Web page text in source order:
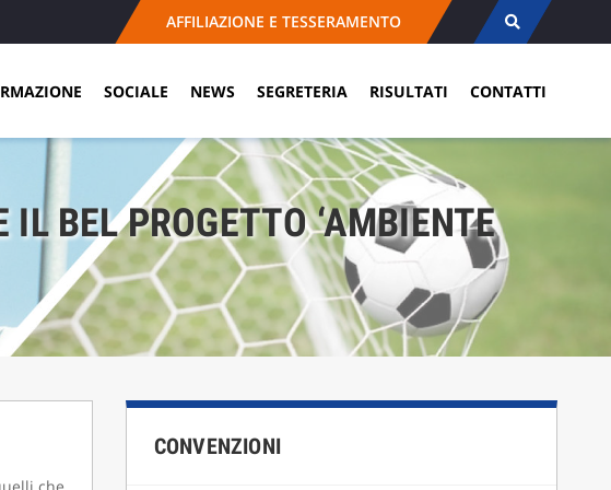
AFFILIAZIONE E TESSERAMENTO
SOCIALE NEWS SEGRETERIA RISULTATI CONTATTI
BEL PROGETTO ‘AMBIENTE
CONVENZIONI